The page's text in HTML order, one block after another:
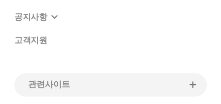
공지사항
고객지원
관련사이트